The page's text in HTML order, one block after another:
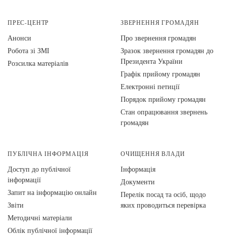
ПРЕС-ЦЕНТР
Анонси
Робота зі ЗМІ
Розсилка матеріалів
ЗВЕРНЕННЯ ГРОМАДЯН
Про звернення громадян
Зразок звернення громадян до
Президента України
Графік прийому громадян
Електронні петиції
Порядок прийому громадян
Стан опрацювання звернень
громадян
ПУБЛІЧНА ІНФОРМАЦІЯ
Доступ до публічної
інформації
Запит на інформацію онлайн
Звіти
Методичні матеріали
Облік публічної інформації
ОЧИЩЕННЯ ВЛАДИ
Інформація
Документи
Перелік посад та осіб, щодо
яких проводиться перевірка